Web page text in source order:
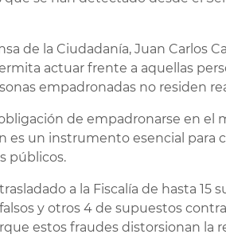
de la Ciudadanía, Juan Carlos
actuar frente a aquellas
empadronadas no residen
de empadronarse en el
es un instrumento esencial para
públicos.
a la Fiscalía de hasta 15
y otros 4 de supuestos
estos fraudes distorsionan la